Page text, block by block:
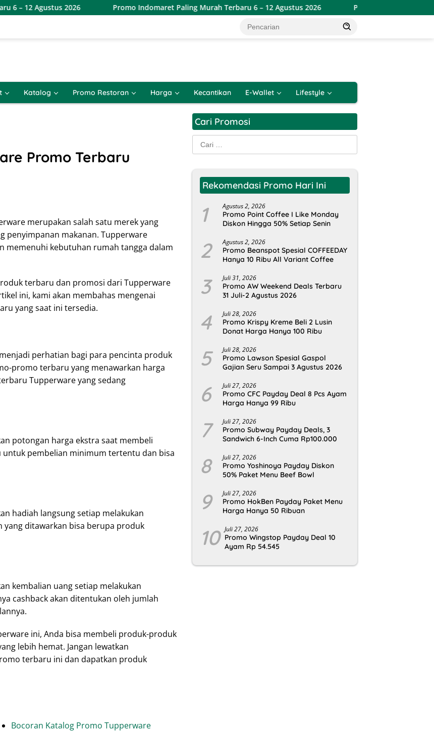
2026 Promo Indomaret Paling Murah Terbaru 6 – 12 Agustus 2026 Promo Indomaret Hemat Banget
Katalog Promo Restoran Harga Kecantikan E-Wallet Lifestyle
Promo Terbaru
merupakan salah satu merek yang
penyimpanan makanan. Tupperware
memenuhi kebutuhan rumah tangga dalam
terbaru dan promosi dari Tupperware
ini, kami akan membahas mengenai
yang saat ini tersedia.
perhatian bagi para pencinta produk
promo terbaru yang menawarkan harga
Tupperware yang sedang
potongan harga ekstra saat membeli
pembelian minimum tertentu dan bisa
hadiah langsung setiap melakukan
ditawarkan bisa berupa produk
kembalian uang setiap melakukan
cashback akan ditentukan oleh jumlah
ini, Anda bisa membeli produk-produk
lebih hemat. Jangan lewatkan
terbaru ini dan dapatkan produk
Bocoran Katalog Promo Tupperware
Cari Promosi
Cari
untuk:
Rekomendasi Promo Hari Ini
1 Agustus 2, 2026
Promo Point Coffee I Like Monday
Diskon Hingga 50% Setiap Senin
2 Agustus 2, 2026
Promo Beanspot Spesial COFFEEDAY
Hanya 10 Ribu All Variant Coffee
3 Juli 31, 2026
Promo AW Weekend Deals Terbaru
31 Juli-2 Agustus 2026
4 Juli 28, 2026
Promo Krispy Kreme Beli 2 Lusin
Donat Harga Hanya 100 Ribu
5 Juli 28, 2026
Promo Lawson Spesial Gaspol
Gajian Seru Sampai 3 Agustus 2026
6 Juli 27, 2026
Promo CFC Payday Deal 8 Pcs Ayam
Harga Hanya 99 Ribu
7 Juli 27, 2026
Promo Subway Payday Deals, 3
Sandwich 6-Inch Cuma Rp100.000
8 Juli 27, 2026
Promo Yoshinoya Payday Diskon
50% Paket Menu Beef Bowl
9 Juli 27, 2026
Promo HokBen Payday Paket Menu
Harga Hanya 50 Ribuan
10 Juli 27, 2026
Promo Wingstop Payday Deal 10
Ayam Rp 54.545